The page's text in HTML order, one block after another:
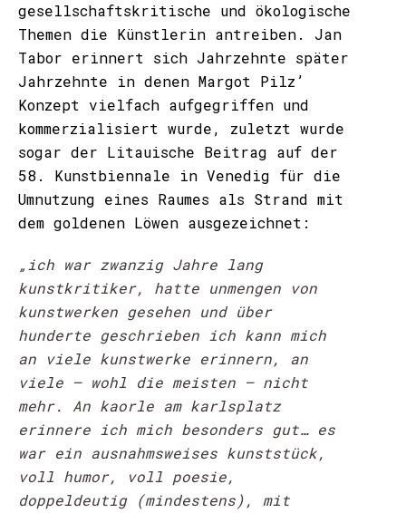
gesellschaftskritische und ökologische
Themen die Künstlerin antreiben. Jan
Tabor erinnert sich Jahrzehnte später
Jahrzehnte in denen Margot Pilz’
Konzept vielfach aufgegriffen und
kommerzialisiert wurde, zuletzt wurde
sogar der Litauische Beitrag auf der
58. Kunstbiennale in Venedig für die
Umnutzung eines Raumes als Strand mit
dem goldenen Löwen ausgezeichnet:
„ich war zwanzig Jahre lang
kunstkritiker, hatte unmengen von
kunstwerken gesehen und über
hunderte geschrieben ich kann mich
an viele kunstwerke erinnern, an
viele – wohl die meisten – nicht
mehr. An kaorle am karlsplatz
erinnere ich mich besonders gut… es
war ein ausnahmsweises kunststück,
voll humor, voll poesie,
doppeldeutig (mindestens), mit